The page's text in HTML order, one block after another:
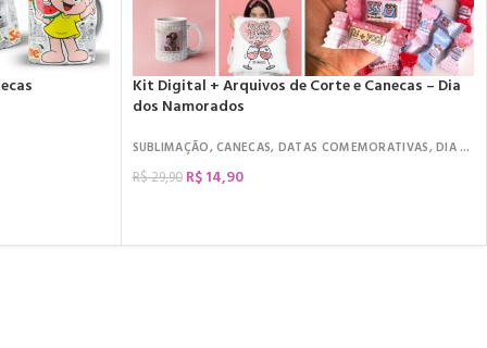
Kit Digital + Arquivos de Corte e Canecas – Dia
dos Namorados
SUBLIMAÇÃO,CANECAS, DATAS COMEMORATIVAS,DIA DOS NAMORADOS
R$29,90 R$14,90